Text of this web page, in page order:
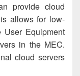
provide cloud
allows for low-
User Equipment
in the MEC.
cloud servers
Offloading in